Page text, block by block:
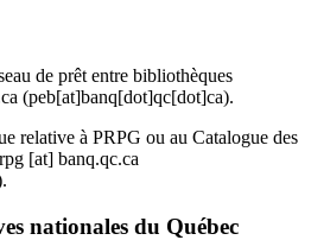
de prêt entre bibliothèques
(peb[at]banq[dot]qc[dot]ca).
relative à PRPG ou au Catalogue des
[at] banq.qc.ca
.
nationales du Québec